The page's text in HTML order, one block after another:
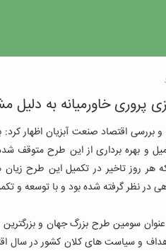
پروری خاورمیانه به دلیل
اقتصاد صنعت آبزیان اظهار کرد:
و بهره برداری از این طرح متوقف
هر روز تاخیر در تکمیل این طرح زیان
سومین طرح بزرگ جهان و
و سیاست های کلان کشور در سال